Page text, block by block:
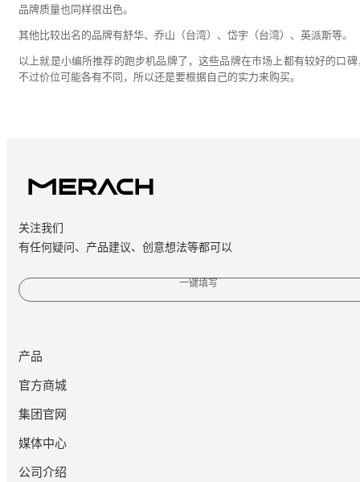
品牌质量也同样很出色。
其他比较出名的品牌有舒华、乔山（台湾）、岱宇（台湾）、英派斯等。
以上就是小编所推荐的跑步机品牌了，这些品牌在市场上都有较好的口碑
不过价位可能各有不同，所以还是要根据自己的实力来购买。
关注我们
有任何疑问、产品建议、创意想法等都可以
一键填写
产品
官方商城
集团官网
媒体中心
公司介绍